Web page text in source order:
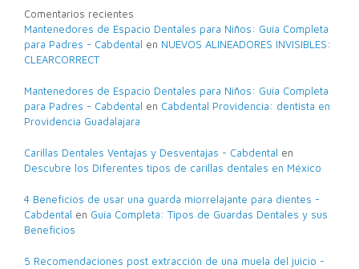
Comentarios recientes
Mantenedores de Espacio Dentales para Niños: Guía Completa
para Padres - Cabdental en NUEVOS ALINEADORES INVISIBLES:
CLEARCORRECT
Mantenedores de Espacio Dentales para Niños: Guía Completa
para Padres - Cabdental en Cabdental Providencia: dentista en
Providencia Guadalajara
Carillas Dentales Ventajas y Desventajas - Cabdental en
Descubre los Diferentes tipos de carillas dentales en México
4 Beneficios de usar una guarda miorrelajante para dientes -
Cabdental en Guía Completa: Tipos de Guardas Dentales y sus
Beneficios
5 Recomendaciones post extracción de una muela del juicio -